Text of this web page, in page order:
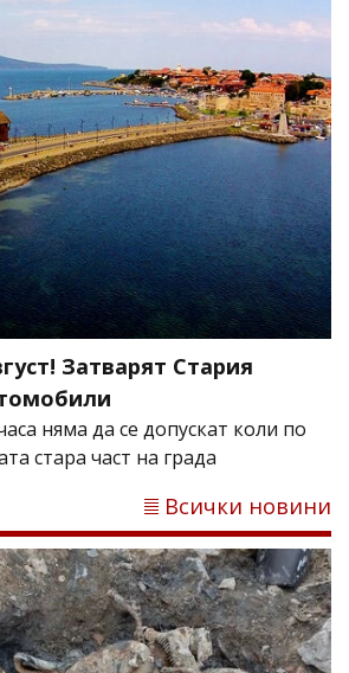
Затварят Стария
няма да се допускат коли по
стара част на града
Всички новини